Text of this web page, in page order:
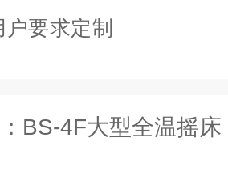
要求定制
BS-4F大型全温摇床